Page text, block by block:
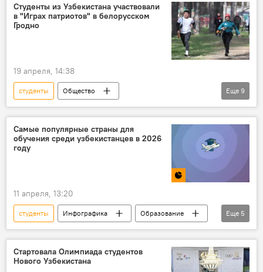
Студенты из Узбекистана участвовали
в "Играх патриотов" в белорусском
Гродно
19 апреля, 14:38
студенты
Общество
Великая Отечественная война
игры
патриотизм
Гродно
Беларусь
медики
Самарканд
Узбекистан
Еще 9
Самые популярные страны для
обучения среди узбекистанцев в 2026
году
11 апреля, 13:20
студенты Инфографика
Образование
Россия
Узбекистан
учеба
статистика
Обучение
Еще 5
Стартовала Олимпиада студентов
Нового Узбекистана